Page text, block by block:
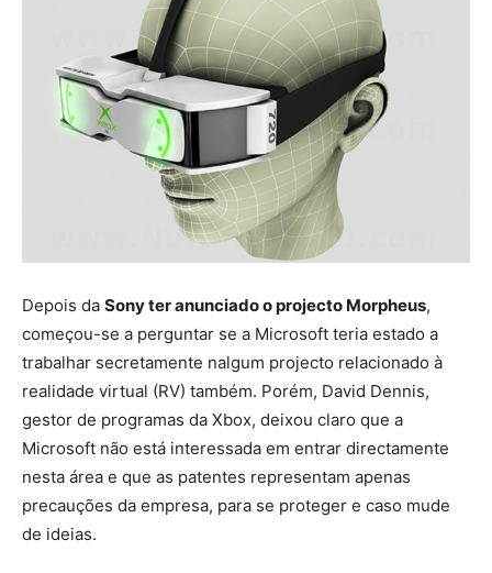
Depois da Sony ter anunciado o projecto Morpheus,
começou-se a perguntar se a Microsoft teria estado a
trabalhar secretamente nalgum projecto relacionado à
realidade virtual (RV) também. Porém, David Dennis,
gestor de programas da Xbox, deixou claro que a
Microsoft não está interessada em entrar directamente
nesta área e que as patentes representam apenas
precauções da empresa, para se proteger e caso mude
de ideias.